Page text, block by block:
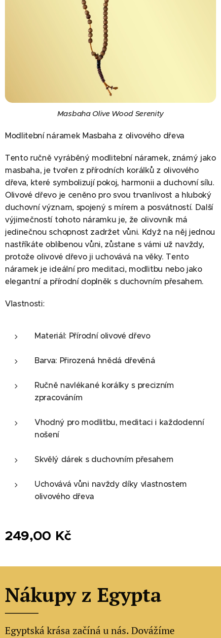
Masbaha Olive Wood Serenity
Modlitební náramek Masbaha z olivového dřeva
Tento ručně vyráběný modlitební náramek, známý jako
masbaha, je tvořen z přírodních korálků z olivového
dřeva, které symbolizují pokoj, harmonii a duchovní sílu.
Olivové dřevo je ceněno pro svou trvanlivost a hluboký
duchovní význam, spojený s mírem a posvátností. Další
výjimečností tohoto náramku je, že olivovník má
jedinečnou schopnost zadržet vůni. Když na něj jednou
nastříkáte oblíbenou vůni, zůstane s vámi už navždy,
protože olivové dřevo ji uchovává na věky. Tento
náramek je ideální pro meditaci, modlitbu nebo jako
elegantní a přírodní doplněk s duchovním přesahem.
Vlastnosti:
Materiál: Přírodní olivové dřevo
Barva: Přirozená hnědá dřevěná
Ručně navlékané korálky s precizním
zpracováním
Vhodný pro modlitbu, meditaci i každodenní
nošení
Skvělý dárek s duchovním přesahem
Uchovává vůni navždy díky vlastnostem
olivového dřeva
249,00 Kč
Nákupy z Egypta
Egyptská krása začíná u nás. Dovážíme